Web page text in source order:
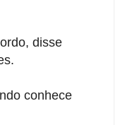
, disse
conhece